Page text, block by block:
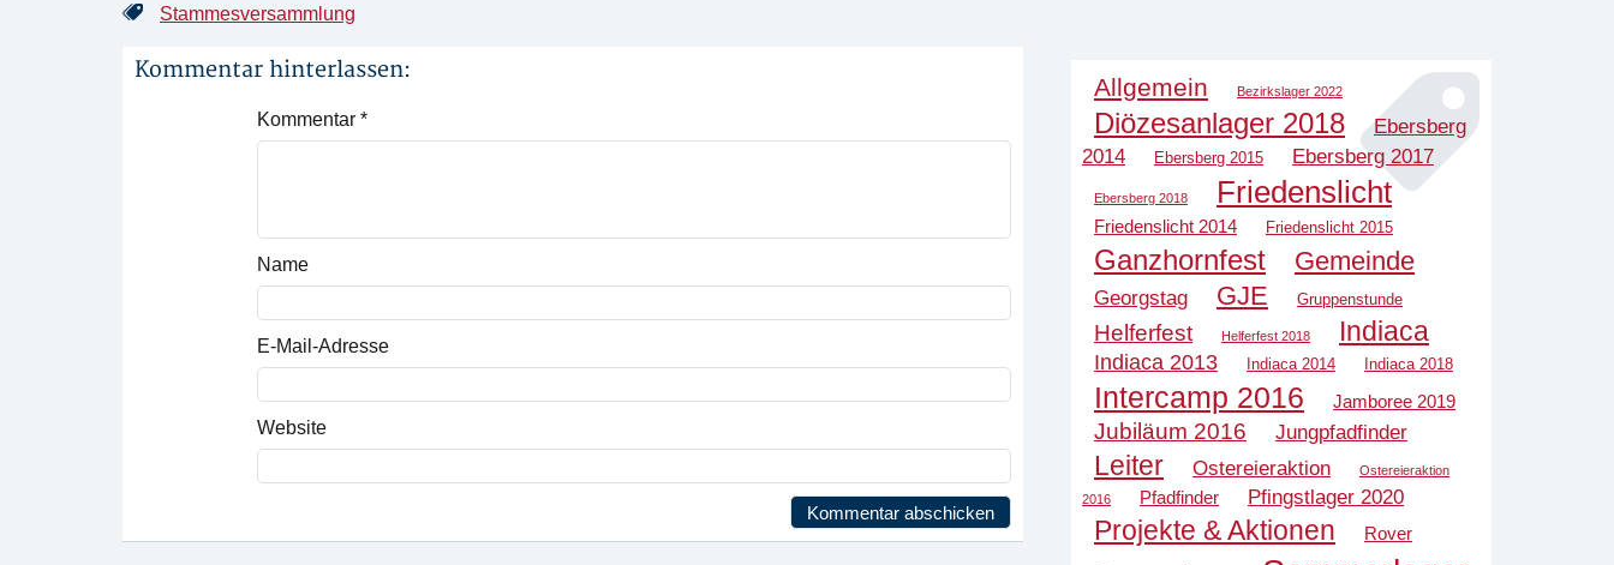
Stammesversammlung
Kommentar hinterlassen:
Kommentar *
Name
E-Mail-Adresse
Website
Allgemein Bezirkslager 2022
Diözesanlager 2018
Ebersberg
2014
Ebersberg 2015 Ebersberg 2017
Ebersberg 2018 Friedenslicht
Friedenslicht 2014 Friedenslicht 2015
Ganzhornfest Gemeinde
Georgstag GJE Gruppenstunde
Helferfest Helferfest 2018 Indiaca
Indiaca 2013 Indiaca 2014 Indiaca 2018
Intercamp 2016 Jamboree 2019
Jubiläum 2016 Jungpfadfinder
Leiter Ostereieraktion
Ostereieraktion
2016
Pfadfinder Pfingstlager 2020
Projekte & Aktionen Rover